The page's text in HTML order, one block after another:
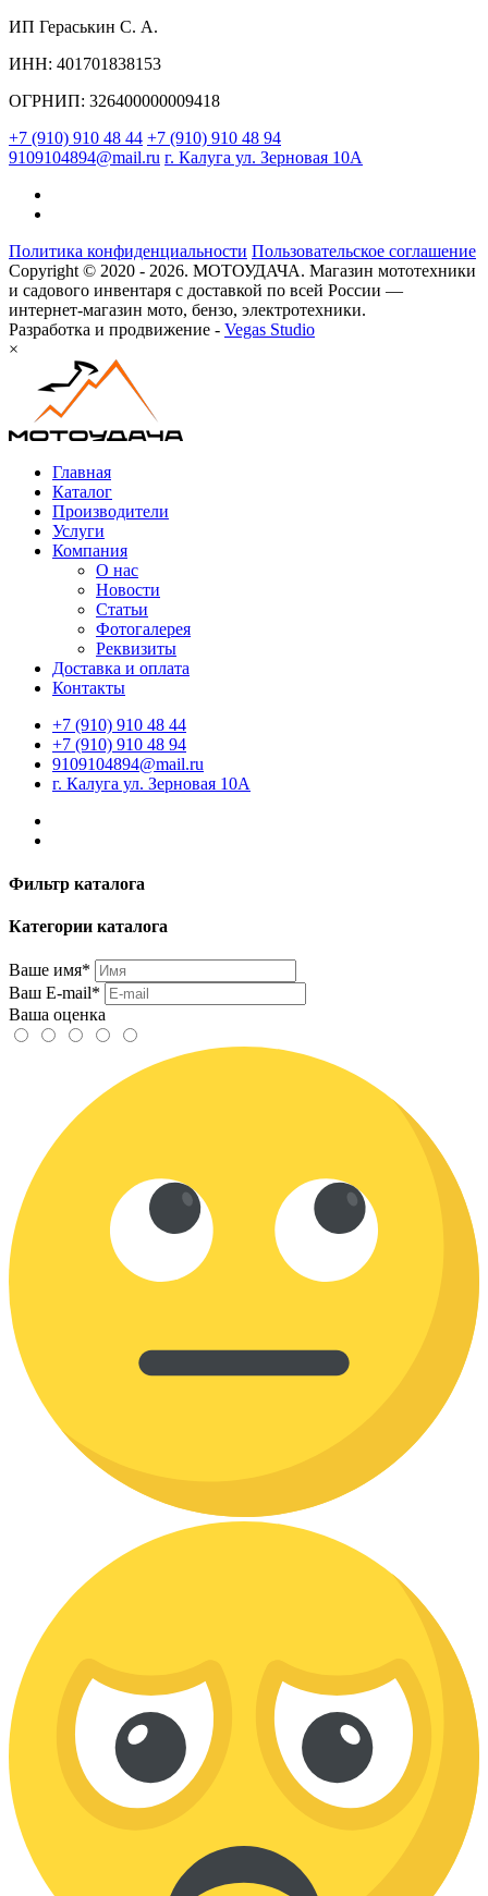
ИП Гераськин С. А.
ИНН: 401701838153
ОГРНИП: 326400000009418
+7 (910) 910 48 44 +7 (910) 910 48 94
9109104894@mail.ru г. Калуга ул. Зерновая 10А
Политика конфиденциальности Пользовательское соглашение
Copyright © 2020 - 2026. МОТОУДАЧА. Магазин мототехники
и садового инвентаря с доставкой по всей России —
интернет-магазин мото, бензо, электротехники.
Разработка и продвижение - Vegas Studio
×
Главная
Каталог
Производители
Услуги
Компания
О нас
Новости
Статьи
Фотогалерея
Реквизиты
Доставка и оплата
Контакты
+7 (910) 910 48 44
+7 (910) 910 48 94
9109104894@mail.ru
г. Калуга ул. Зерновая 10А
Фильтр каталога
Категории каталога
Ваше имя*
Ваш E-mail*
Ваша оценка